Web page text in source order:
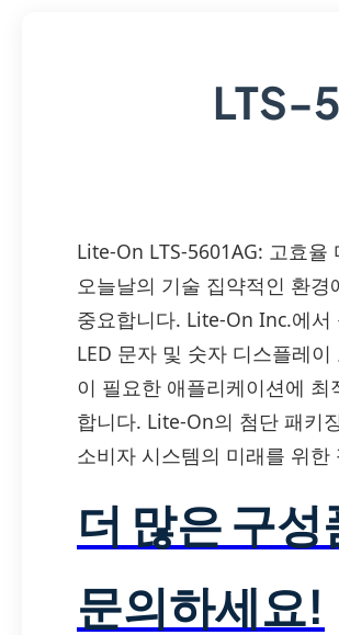
LTS-
Lite-On LTS-5601AG: 고효
오늘날의 기술 집약적인 환
중요합니다. Lite-On Inc.에서
LED 문자 및 숫자 디스플레
이 필요한 애플리케이션에 최
합니다. Lite-On의 첨단 패키
소비자 시스템의 미래를 위
더 많은 구
문의하세요!